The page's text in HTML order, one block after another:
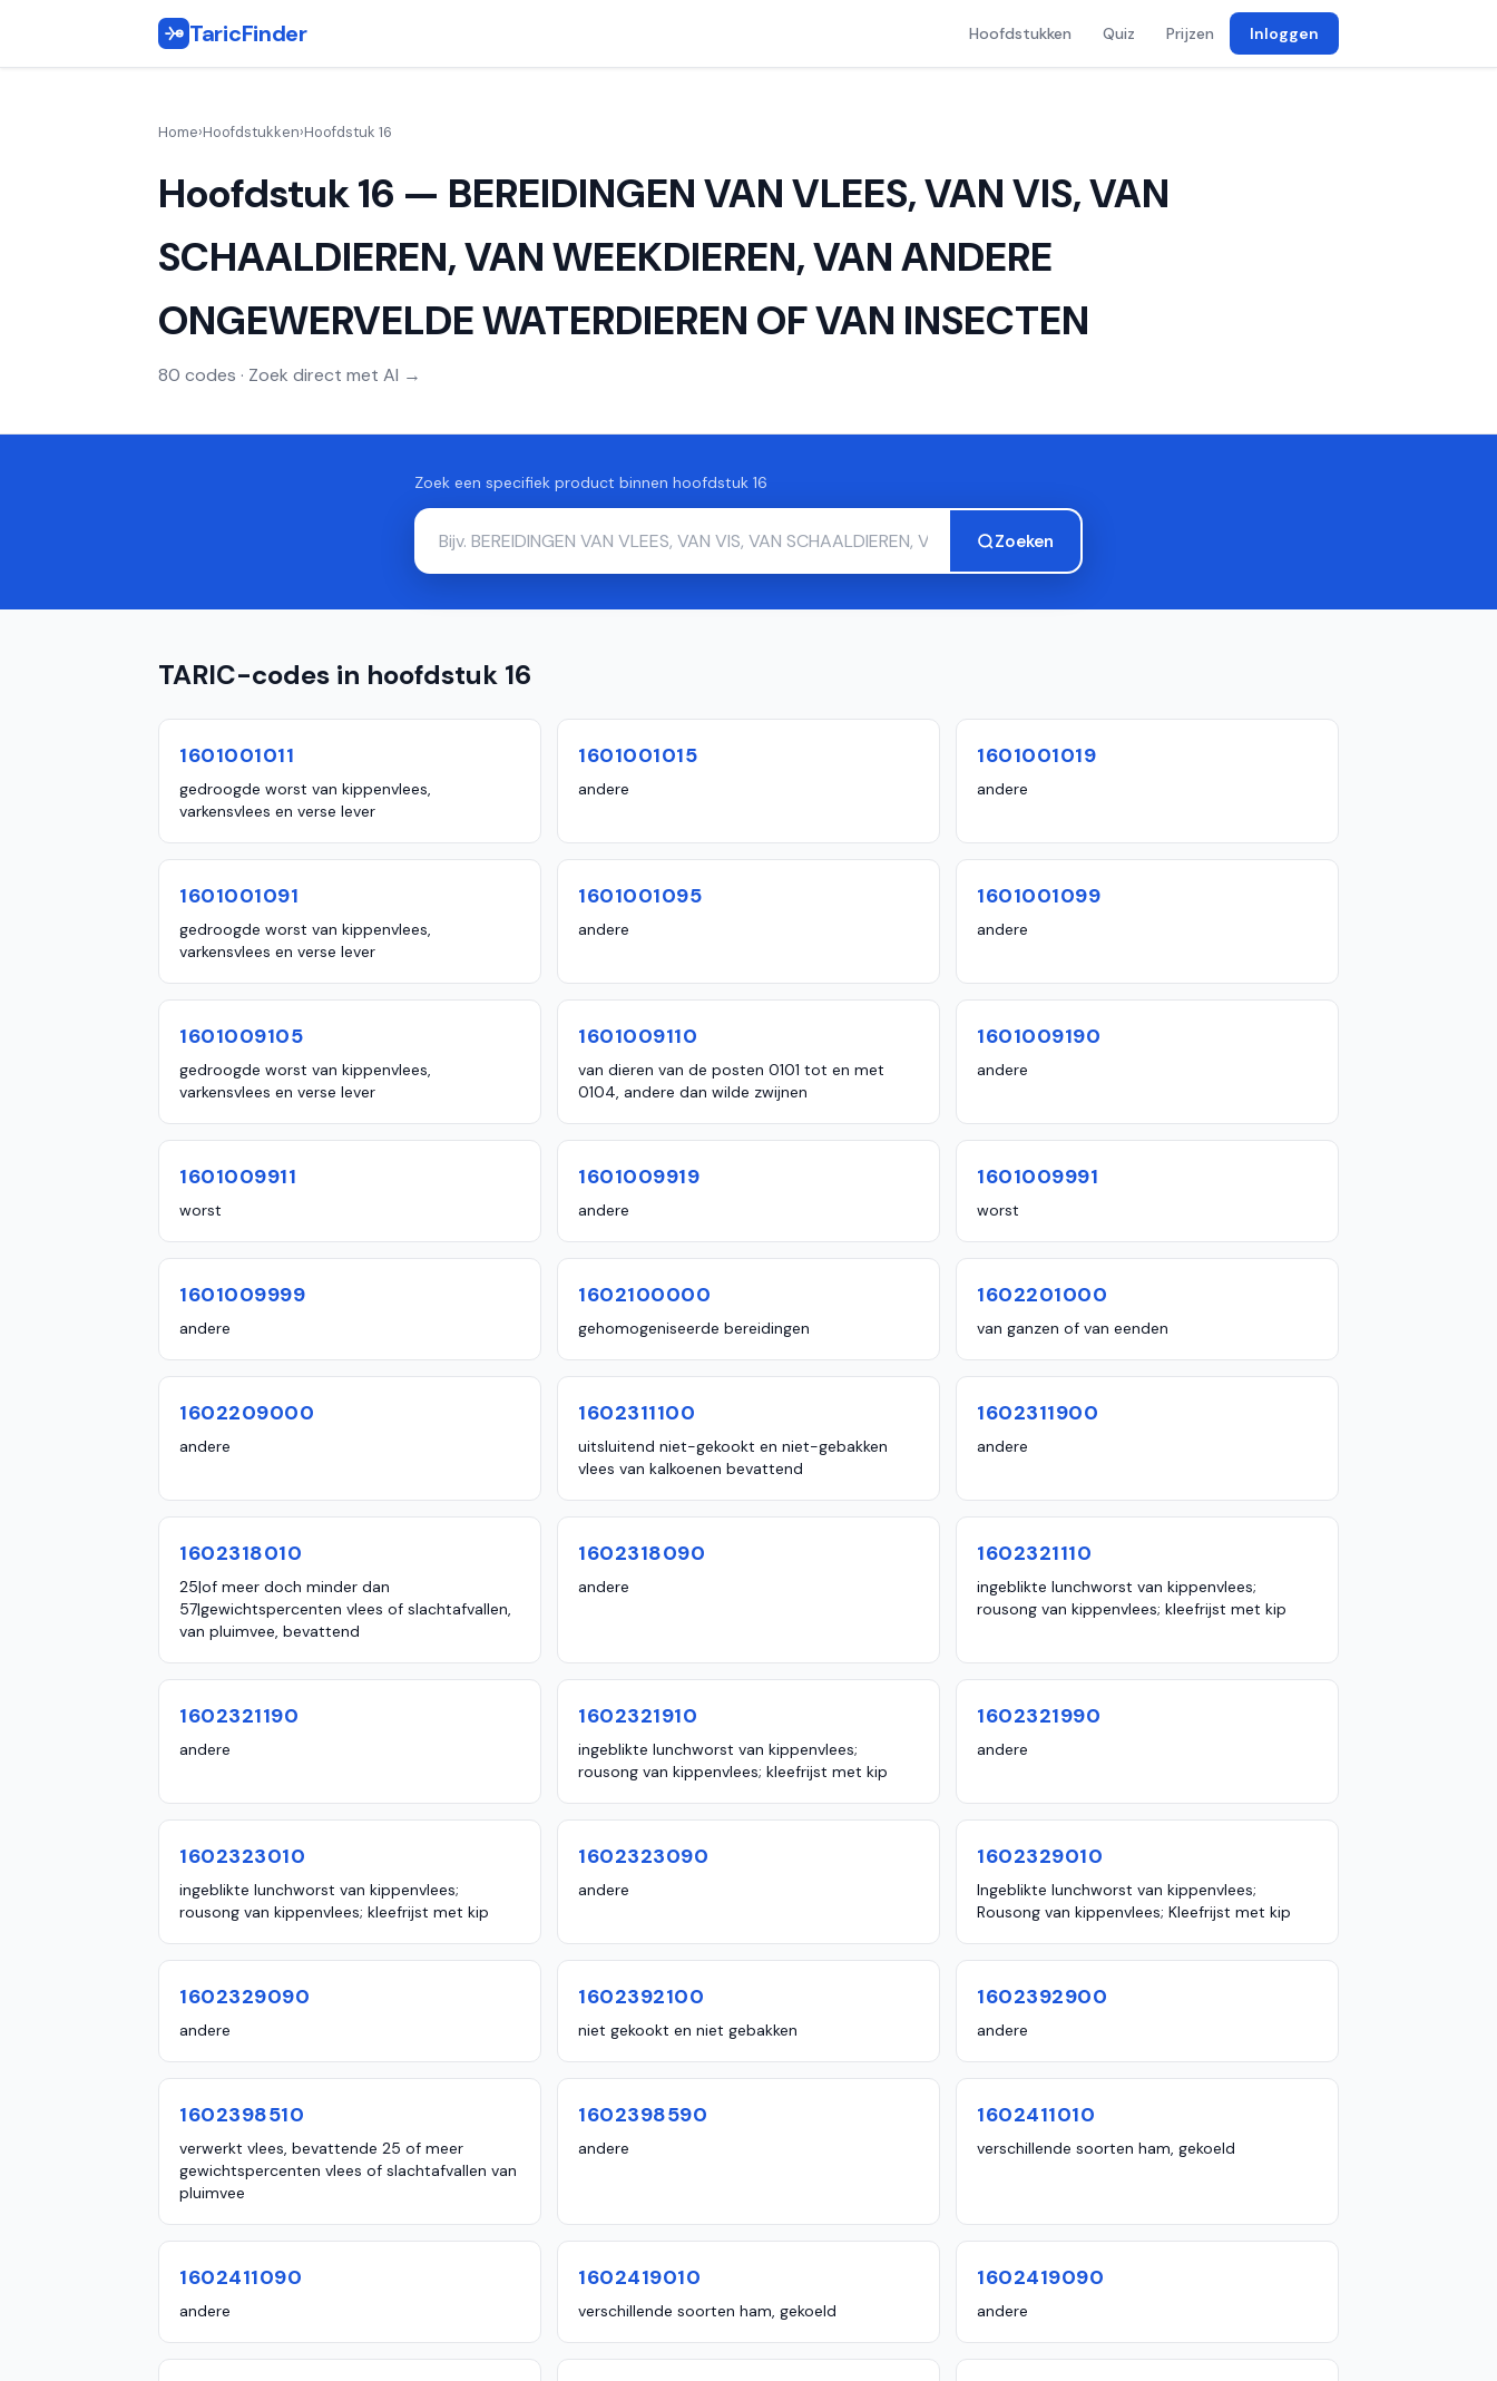
TaricFinder Hoofdstukken Quiz Prijzen Inloggen
Home›Hoofdstukken›Hoofdstuk 16
Hoofdstuk 16 — BEREIDINGEN VAN VLEES, VAN VIS, VAN
SCHAALDIEREN, VAN WEEKDIEREN, VAN ANDERE
ONGEWERVELDE WATERDIEREN OF VAN INSECTEN
80 codes · Zoek direct met AI →
Zoek een specifiek product binnen hoofdstuk 16
Zoeken
TARIC-codes in hoofdstuk 16
1601001011
gedroogde worst van kippenvlees,
varkensvlees en verse lever
1601001015
andere
1601001019
andere
1601001091
gedroogde worst van kippenvlees,
varkensvlees en verse lever
1601001095
andere
1601001099
andere
1601009105
gedroogde worst van kippenvlees,
varkensvlees en verse lever
1601009110
van dieren van de posten 0101 tot en met
0104, andere dan wilde zwijnen
1601009190
andere
1601009911
worst
1601009919
andere
1601009991
worst
1601009999
andere
1602100000
gehomogeniseerde bereidingen
1602201000
van ganzen of van eenden
1602209000
andere
1602311100
uitsluitend niet-gekookt en niet-gebakken
vlees van kalkoenen bevattend
1602311900
andere
1602318010
25|of meer doch minder dan
57|gewichtspercenten vlees of slachtafvallen,
van pluimvee, bevattend
1602318090
andere
1602321110
ingeblikte lunchworst van kippenvlees;
rousong van kippenvlees; kleefrijst met kip
1602321190
andere
1602321910
ingeblikte lunchworst van kippenvlees;
rousong van kippenvlees; kleefrijst met kip
1602321990
andere
1602323010
ingeblikte lunchworst van kippenvlees;
rousong van kippenvlees; kleefrijst met kip
1602323090
andere
1602329010
Ingeblikte lunchworst van kippenvlees;
Rousong van kippenvlees; Kleefrijst met kip
1602329090
andere
1602392100
niet gekookt en niet gebakken
1602392900
andere
1602398510
verwerkt vlees, bevattende 25 of meer
gewichtspercenten vlees of slachtafvallen van
pluimvee
1602398590
andere
1602411010
verschillende soorten ham, gekoeld
1602411090
andere
1602419010
verschillende soorten ham, gekoeld
1602419090
andere